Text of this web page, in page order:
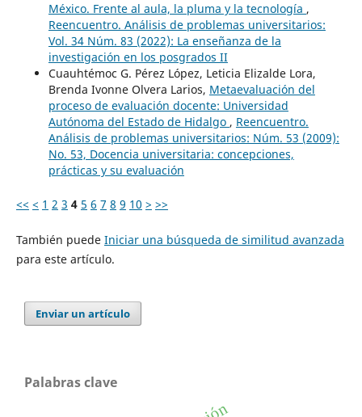
México. Frente al aula, la pluma y la tecnología ,
Reencuentro. Análisis de problemas universitarios:
Vol. 34 Núm. 83 (2022): La enseñanza de la
investigación en los posgrados II
Cuauhtémoc G. Pérez López, Leticia Elizalde Lora,
Brenda Ivonne Olvera Larios, Metaevaluación del
proceso de evaluación docente: Universidad
Autónoma del Estado de Hidalgo , Reencuentro.
Análisis de problemas universitarios: Núm. 53 (2009):
No. 53, Docencia universitaria: concepciones,
prácticas y su evaluación
<< < 1 2 3 4 5 6 7 8 9 10 > >>
También puede Iniciar una búsqueda de similitud avanzada
para este artículo.
Enviar un artículo
Palabras clave